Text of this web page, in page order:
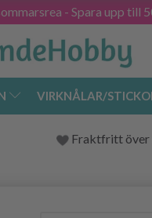
- Spara upp till
VIRKNÅLAR/
Fraktfritt över